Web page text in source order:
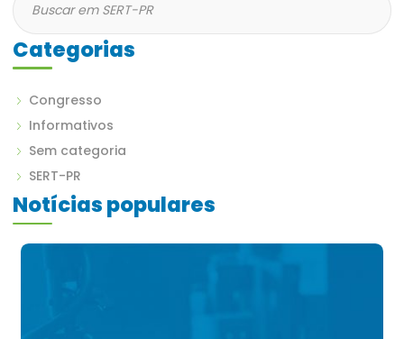
Categorias
Congresso
Informativos
Sem categoria
SERT-PR
Notícias populares